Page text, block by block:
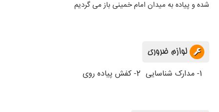
شده و پیاده به میدان امام خمینی باز می گردیم
لوازم ضروری
1- مدارک شناسایی 2- کفش پیاده روی